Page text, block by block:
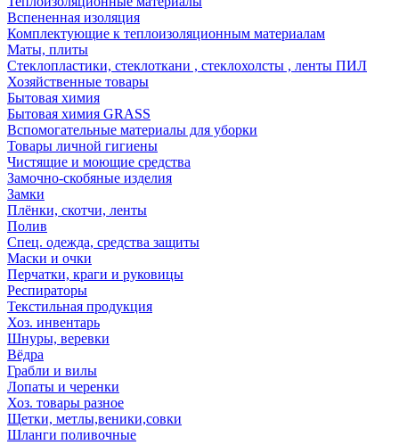
Вспененная изоляция
Комплектующие к теплоизоляционным материалам
Маты, плиты
Стеклопластики, стеклоткани , стеклохолсты , ленты ПИЛ
Хозяйственные товары
Бытовая химия
Бытовая химия GRASS
Вспомогательные материалы для уборки
Товары личной гигиены
Чистящие и моющие средства
Замочно-скобяные изделия
Замки
Плёнки, скотчи, ленты
Полив
Спец. одежда, средства защиты
Маски и очки
Перчатки, краги и руковицы
Респираторы
Текстильная продукция
Хоз. инвентарь
Шнуры, веревки
Вёдра
Грабли и вилы
Лопаты и черенки
Хоз. товары разное
Щетки, метлы,веники,совки
Шланги поливочные